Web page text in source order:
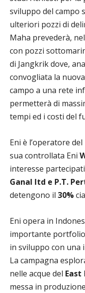
sviluppo del campo
ulteriori pozzi di
Maha prevederà,
con pozzi
di Jangkrik dove,
convogliata la
campo a una rete
permetterà di
tempi ed i costi del
Eni è l’operatore
sua controllata Eni
interesse
Ganal ltd e P.T.
detengono il 30%
Eni opera in
importante
in sviluppo con
La campagna
nelle acque del East
messa in